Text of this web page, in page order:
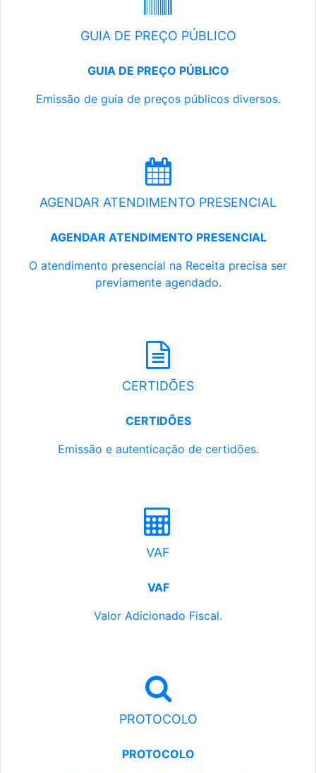
GUIA DE PREÇO PÚBLICO
GUIA DE PREÇO PÚBLICO
Emissão de guia de preços públicos diversos.
AGENDAR ATENDIMENTO PRESENCIAL
AGENDAR ATENDIMENTO PRESENCIAL
O atendimento presencial na Receita precisa ser
previamente agendado.
CERTIDÕES
CERTIDÕES
Emissão e autenticação de certidões.
VAF
VAF
Valor Adicionado Fiscal.
PROTOCOLO
PROTOCOLO